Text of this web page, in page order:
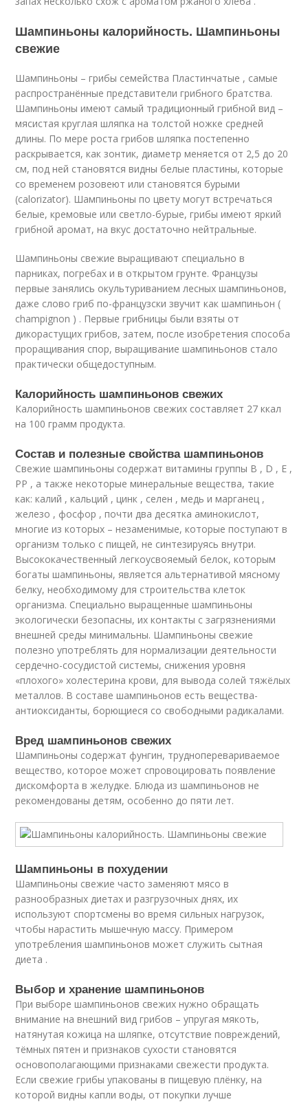
Шампиньоны калорийность. Шампиньоны
свежие
Шампиньоны – грибы семейства Пластинчатые , самые
распространённые представители грибного братства.
Шампиньоны имеют самый традиционный грибной вид –
мясистая круглая шляпка на толстой ножке средней
длины. По мере роста грибов шляпка постепенно
раскрывается, как зонтик, диаметр меняется от 2,5 до 20
см, под ней становятся видны белые пластины, которые
со временем розовеют или становятся бурыми
(calorizator). Шампиньоны по цвету могут встречаться
белые, кремовые или светло-бурые, грибы имеют яркий
грибной аромат, на вкус достаточно нейтральные.
Шампиньоны свежие выращивают специально в
парниках, погребах и в открытом грунте. Французы
первые занялись окультуриванием лесных шампиньонов,
даже слово гриб по-французски звучит как шампиньон (
champignon ) . Первые грибницы были взяты от
дикорастущих грибов, затем, после изобретения способа
проращивания спор, выращивание шампиньонов стало
практически общедоступным.
Калорийность шампиньонов свежих
Калорийность шампиньонов свежих составляет 27 ккал
на 100 грамм продукта.
Состав и полезные свойства шампиньонов
Свежие шампиньоны содержат витамины группы В , D , Е ,
РР , а также некоторые минеральные вещества, такие
как: калий , кальций , цинк , селен , медь и марганец ,
железо , фосфор , почти два десятка аминокислот,
многие из которых – незаменимые, которые поступают в
организм только с пищей, не синтезируясь внутри.
Высококачественный легкоусвояемый белок, которым
богаты шампиньоны, является альтернативой мясному
белку, необходимому для строительства клеток
организма. Специально выращенные шампиньоны
экологически безопасны, их контакты с загрязнениями
внешней среды минимальны. Шампиньоны свежие
полезно употреблять для нормализации деятельности
сердечно-сосудистой системы, снижения уровня
«плохого» холестерина крови, для вывода солей тяжёлых
металлов. В составе шампиньонов есть вещества-
антиоксиданты, борющиеся со свободными радикалами.
Вред шампиньонов свежих
Шампиньоны содержат фунгин, трудноперевариваемое
вещество, которое может спровоцировать появление
дискомфорта в желудке. Блюда из шампиньонов не
рекомендованы детям, особенно до пяти лет.
Шампиньоны в похудении
Шампиньоны свежие часто заменяют мясо в
разнообразных диетах и разгрузочных днях, их
используют спортсмены во время сильных нагрузок,
чтобы нарастить мышечную массу. Примером
употребления шампиньонов может служить сытная
диета .
Выбор и хранение шампиньонов
При выборе шампиньонов свежих нужно обращать
внимание на внешний вид грибов – упругая мякоть,
натянутая кожица на шляпке, отсутствие повреждений,
тёмных пятен и признаков сухости становятся
основополагающими признаками свежести продукта.
Если свежие грибы упакованы в пищевую плёнку, на
которой видны капли воды, от покупки лучше